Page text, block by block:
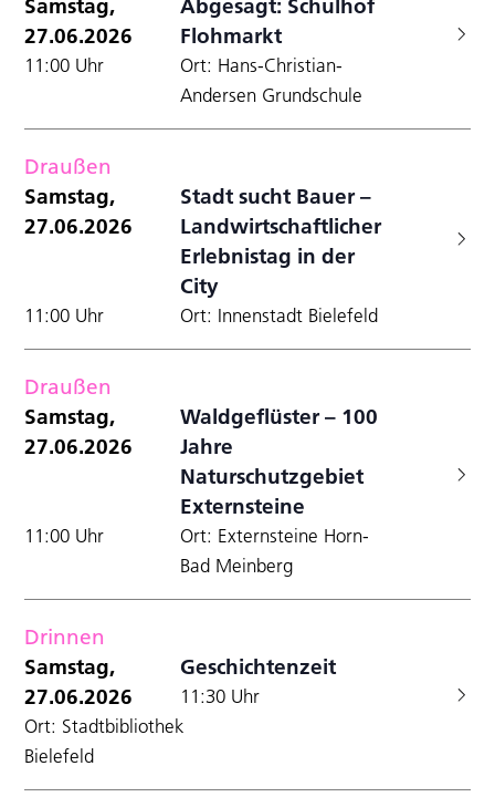
27.06.2026
Flohmarkt
11:00 Uhr
Ort: Hans-Christian-
Andersen Grundschule
Draußen
Samstag,
27.06.2026
Stadt sucht Bauer –
Landwirtschaftlicher
Erlebnistag in der
City
11:00 Uhr Ort: Innenstadt Bielefeld
Draußen
Samstag,
27.06.2026
Waldgeflüster – 100
Jahre
Naturschutzgebiet
Externsteine
11:00 Uhr
Ort: Externsteine Horn-
Bad Meinberg
Drinnen
Samstag,
27.06.2026
Geschichtenzeit
11:30 Uhr
Ort: Stadtbibliothek
Bielefeld